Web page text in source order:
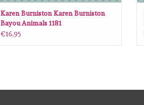
Karen Burniston Karen Burniston
Bayou Animals 1181
€16,95